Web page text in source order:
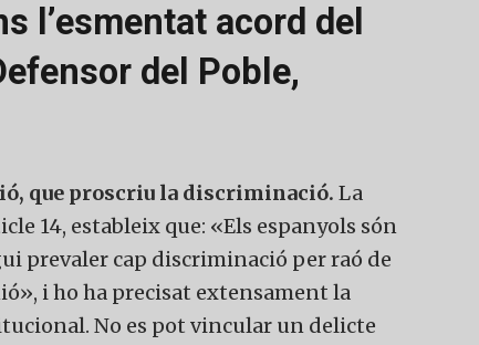
l’esmentat acord del
del Poble,
que proscriu la discriminació. La
14, estableix que: «Els espanyols són
prevaler cap discriminació per raó de
i ho ha precisat extensament la
No es pot vincular un delicte
Et convidem a participar i ser un
membre actiu de la nostra comunitat.